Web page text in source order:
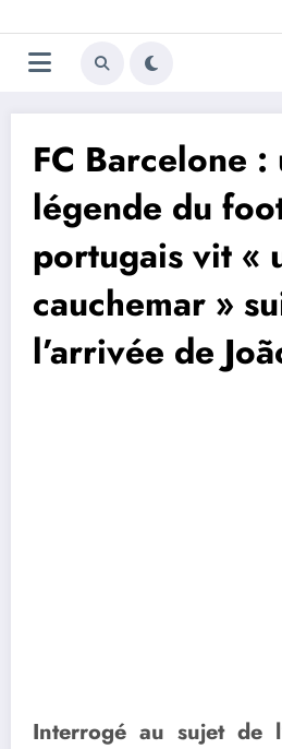
au
contenu
FC Barcelone :
légende du
portugais vit «
cauchemar »
l’arrivée de
Interrogé au sujet de